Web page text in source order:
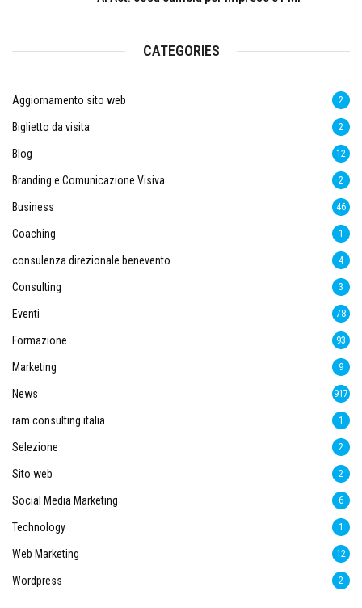
CATEGORIES
Aggiornamento sito web 2
Biglietto da visita 2
Blog 12
Branding e Comunicazione Visiva 2
Business 46
Coaching 1
consulenza direzionale benevento 4
Consulting 3
Eventi 78
Formazione 93
Marketing 9
News 917
ram consulting italia 1
Selezione 2
Sito web 2
Social Media Marketing 6
Technology 1
Web Marketing 12
Wordpress 2